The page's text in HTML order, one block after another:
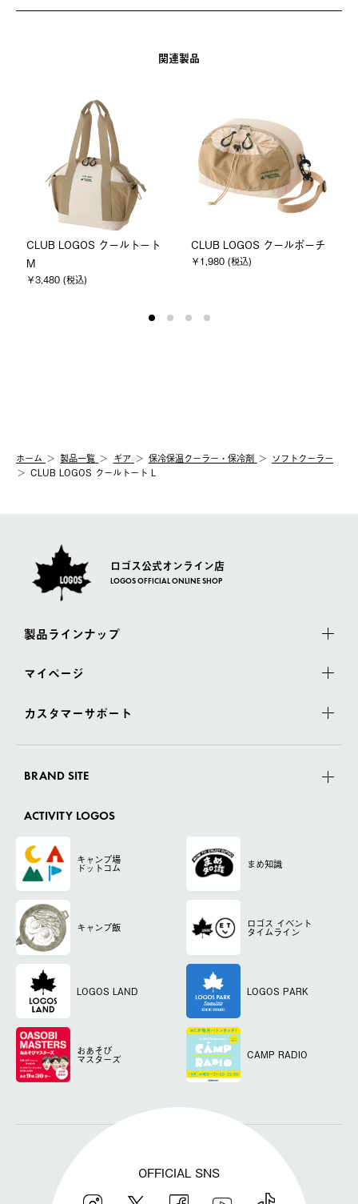
関連製品
CLUB LOGOS クールトート
M
￥3,480 (税込)
CLUB LOGOS クールポーチ
￥1,980 (税込)
ホーム 製品⼀覧 ギア 保冷保温クーラー・保冷剤
ソフトクーラー
CLUB LOGOS クールトート L
ロゴス公式オンライン店
LOGOS OFFICIAL ONLINE SHOP
製品ラインナップ
マイページ
カスタマーサポート
BRAND SITE
ACTIVITY LOGOS
キャンプ場
ドットコム まめ知識
キャンプ飯 ロゴス イベント
タイムライン
LOGOS LAND LOGOS PARK
おあそび
マスターズ CAMP RADIO
OFFICIAL SNS